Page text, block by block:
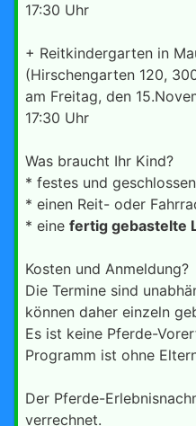
17:30 Uhr
+ Reitkindergarten in
(Hirschengarten 120,
am Freitag, den
17:30 Uhr
Was braucht Ihr Kind?
* festes und
* einen Reit- oder
* eine fertig gebastelte
Kosten und Anmeldung?
Die Termine sind
können daher einzeln
Es ist keine Pferde-
Programm ist ohne
Der Pferde-
verrechnet.